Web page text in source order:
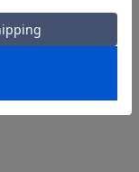
収納力のデ